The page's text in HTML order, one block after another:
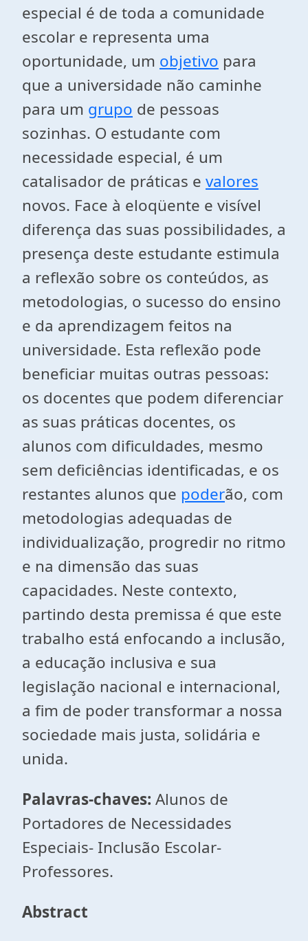
especial é de toda a comunidade
escolar e representa uma
oportunidade, um objetivo para
que a universidade não caminhe
para um grupo de pessoas
sozinhas. O estudante com
necessidade especial, é um
catalisador de práticas e valores
novos. Face à eloqüente e visível
diferença das suas possibilidades, a
presença deste estudante estimula
a reflexão sobre os conteúdos, as
metodologias, o sucesso do ensino
e da aprendizagem feitos na
universidade. Esta reflexão pode
beneficiar muitas outras pessoas:
os docentes que podem diferenciar
as suas práticas docentes, os
alunos com dificuldades, mesmo
sem deficiências identificadas, e os
restantes alunos que poderão, com
metodologias adequadas de
individualização, progredir no ritmo
e na dimensão das suas
capacidades. Neste contexto,
partindo desta premissa é que este
trabalho está enfocando a inclusão,
a educação inclusiva e sua
legislação nacional e internacional,
a fim de poder transformar a nossa
sociedade mais justa, solidária e
unida.
Palavras-chaves: Alunos de
Portadores de Necessidades
Especiais- Inclusão Escolar-
Professores.
Abstract